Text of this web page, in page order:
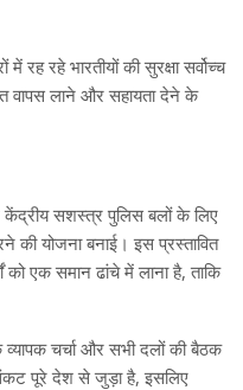
रह रहे भारतीयों की सुरक्षा सर्वोच्च
वापस लाने और सहायता देने के
सशस्त्र पुलिस बलों के लिए
योजना बनाई। इस प्रस्तावित
को एक समान ढांचे में लाना है, ताकि
चर्चा और सभी दलों की बैठक
पूरे देश से जुड़ा है, इसलिए